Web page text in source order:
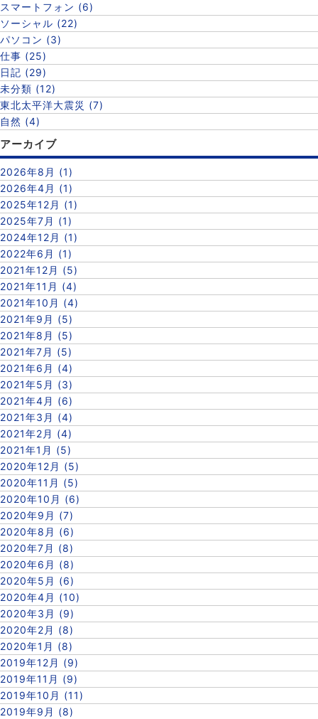
スマートフォン (6)
ソーシャル (22)
パソコン (3)
仕事 (25)
日記 (29)
未分類 (12)
東北太平洋大震災 (7)
自然 (4)
アーカイブ
2026年8月 (1)
2026年4月 (1)
2025年12月 (1)
2025年7月 (1)
2024年12月 (1)
2022年6月 (1)
2021年12月 (5)
2021年11月 (4)
2021年10月 (4)
2021年9月 (5)
2021年8月 (5)
2021年7月 (5)
2021年6月 (4)
2021年5月 (3)
2021年4月 (6)
2021年3月 (4)
2021年2月 (4)
2021年1月 (5)
2020年12月 (5)
2020年11月 (5)
2020年10月 (6)
2020年9月 (7)
2020年8月 (6)
2020年7月 (8)
2020年6月 (8)
2020年5月 (6)
2020年4月 (10)
2020年3月 (9)
2020年2月 (8)
2020年1月 (8)
2019年12月 (9)
2019年11月 (9)
2019年10月 (11)
2019年9月 (8)